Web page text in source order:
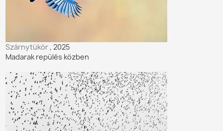
Szárnytükör, 2025
Madarak repülés közben